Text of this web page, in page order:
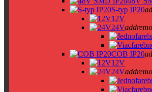
S-typ IP20
12V
24Vadd
COB IP20
12V
24Vadd